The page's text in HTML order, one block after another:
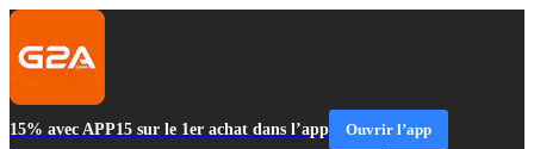
15% avec APP15 sur le 1er achat dans l’app Ouvrir l’app